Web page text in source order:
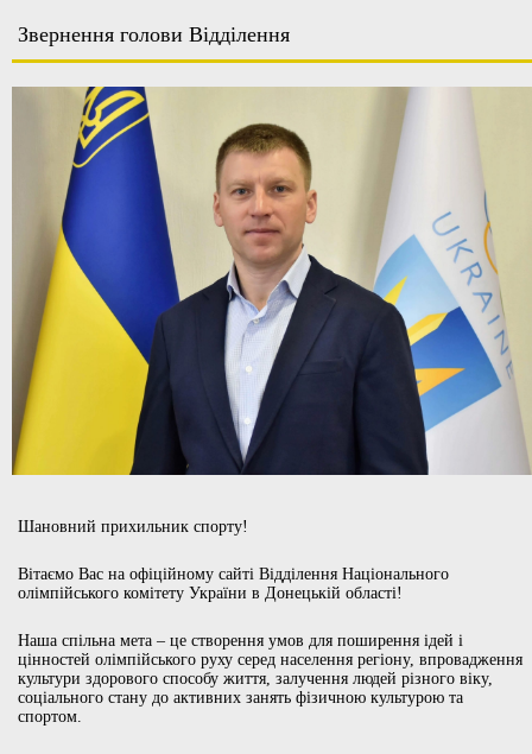
Звернення голови Відділення
Шановний прихильник спорту!
Вітаємо Вас на офіційному сайті Відділення Національного
олімпійського комітету України в Донецькій області!
Наша спільна мета – це створення умов для поширення ідей і
цінностей олімпійського руху серед населення регіону, впровадження
культури здорового способу життя, залучення людей різного віку,
соціального стану до активних занять фізичною культурою та
спортом.